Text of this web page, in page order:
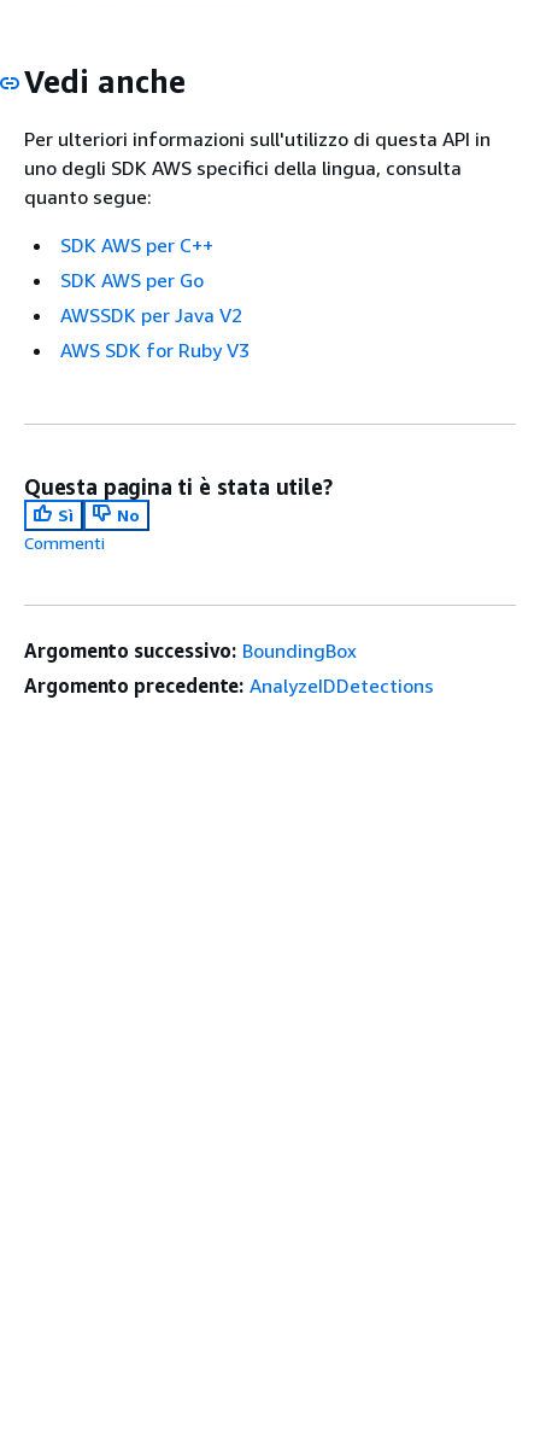
Vedi anche
Per ulteriori informazioni sull'utilizzo di questa API in
uno degli SDK AWS specifici della lingua, consulta
quanto segue:
SDK AWS per C++
SDK AWS per Go
AWSSDK per Java V2
AWS SDK for Ruby V3
Questa pagina ti è stata utile?
Sì
No
Commenti
Argomento successivo: BoundingBox
Argomento precedente: AnalyzeIDDetections